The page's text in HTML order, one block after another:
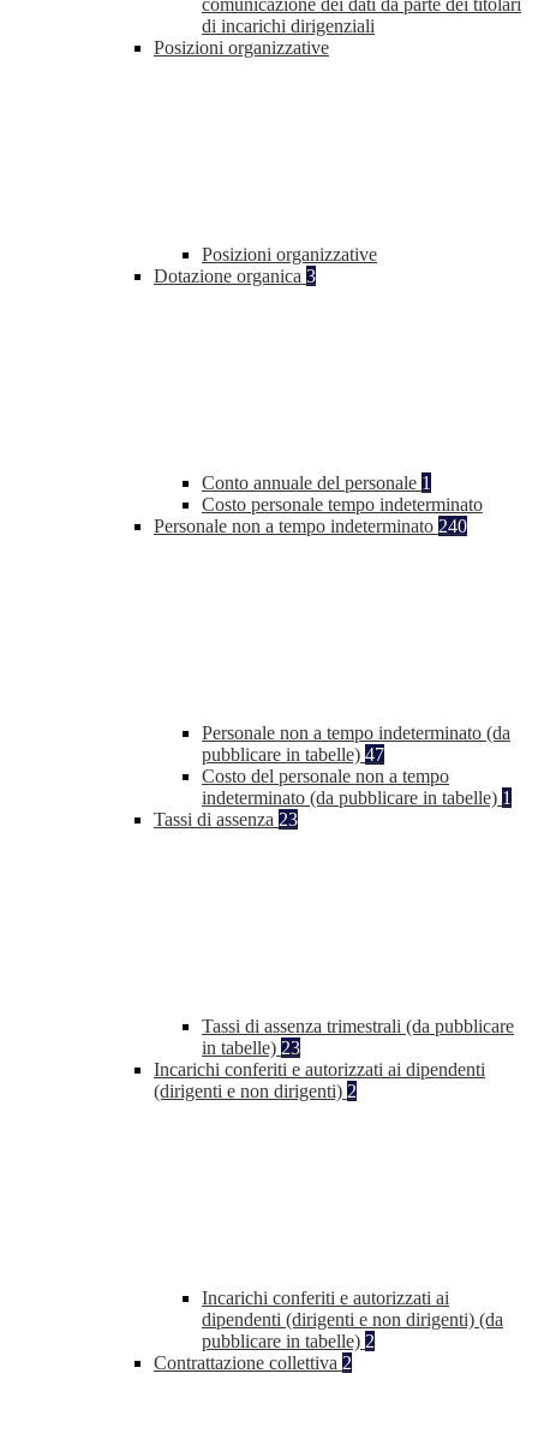
comunicazione dei dati da parte dei titolari
di incarichi dirigenziali
Posizioni organizzative
Posizioni organizzative
Dotazione organica 3
Conto annuale del personale 1
Costo personale tempo indeterminato
Personale non a tempo indeterminato 240
Personale non a tempo indeterminato (da
pubblicare in tabelle) 47
Costo del personale non a tempo
indeterminato (da pubblicare in tabelle) 1
Tassi di assenza 23
Tassi di assenza trimestrali (da pubblicare
in tabelle) 23
Incarichi conferiti e autorizzati ai dipendenti
(dirigenti e non dirigenti) 2
Incarichi conferiti e autorizzati ai
dipendenti (dirigenti e non dirigenti) (da
pubblicare in tabelle) 2
Contrattazione collettiva 2